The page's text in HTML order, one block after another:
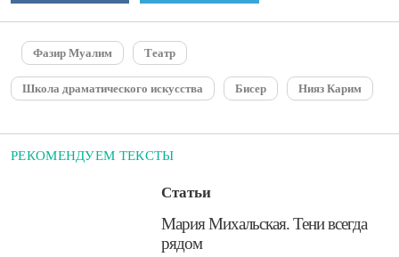
Фазир Муалим Театр
Школа драматического искусства Бисер Нияз Карим
РЕКОМЕНДУЕМ ТЕКСТЫ
Статьи
М​ария Михальская. Тени всегда
рядом